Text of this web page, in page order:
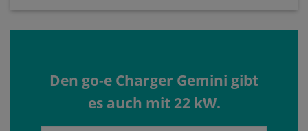
Den go-e Charger Gemini gibt
es auch mit 22 kW.